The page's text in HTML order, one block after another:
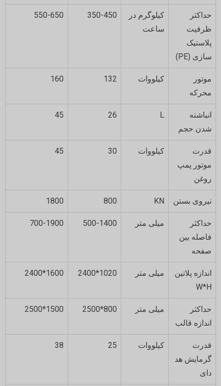
حداکثر
ظرفیت
پلاستیک
سازی (PE)
کیلوگرم در
ساعت
350-450
550-650
موتور
محرکه
کیلووات 132
160
انباشته
شدن حجم
L
26
45
قدرت
موتور پمپ
روغن
کیلووات 30
45
نیروی بستن KN
800
1800
حداکثر
فاصله بین
صفحه
میلی متر 500-1400
700-1900
اندازه پلاتین
W*H
میلی متر 1020*2400
1600*2400
حداکثر
اندازه قالب
میلی متر 800*2500
1500*2500
قدرت
گرمایش هد
دای
کیلووات 25
38